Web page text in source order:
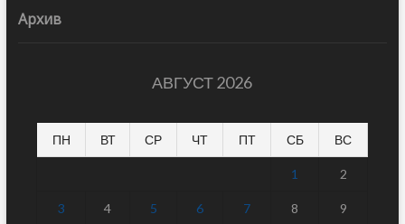
Архив
АВГУСТ 2026
ПН ВТ СР ЧТ ПТ СБ ВС
1 2
3 4 5 6 7 8 9